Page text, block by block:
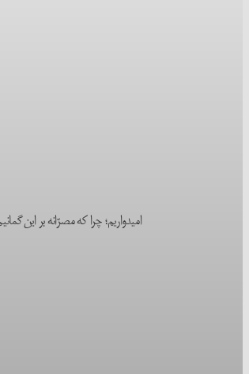
امیدواریم؛ چرا که مصرّانه بر این